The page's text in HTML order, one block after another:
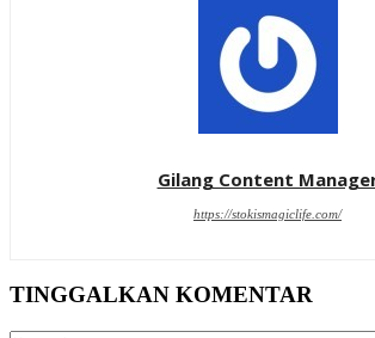
Gilang Content
https://stokismagiclife.com/
TINGGALKAN KOMENTAR